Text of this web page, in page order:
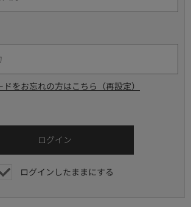
ドをお忘れの方はこちら（再設定）
ログインしたままにする